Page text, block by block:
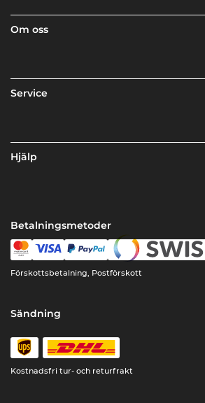
Om oss
Service
Hjälp
Betalningsmetoder
Förskottsbetalning, Postförskott
Sändning
Kostnadsfri tur- och returfrakt